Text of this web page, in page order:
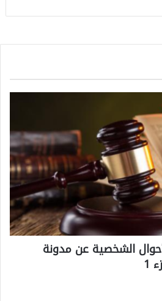
الشخصية عن مدونة